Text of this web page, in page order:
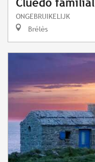
Cluedo familial
ONGEBRUIKELIJK
Brélès